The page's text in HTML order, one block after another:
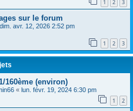
1 2 3
sur le forum
dim. avr. 12, 2026 2:52 pm
1 2 3
160ème (environ)
« lun. févr. 19, 2024 6:30 pm
1 2